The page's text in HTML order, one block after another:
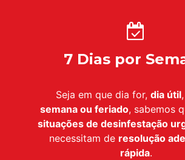
7 Dias por
Seja em que dia for, dia útil,
semana ou feriado, sabemos
situações de desinfestação
necessitam de resolução
rápida.